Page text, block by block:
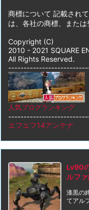
商標について 記載され
は、各社の商標、または
Copyright (C)
2010 - 2021 SQUARE
All Rights Reserved.
人気ブログランキング
エフエフ14アンテナ
Lv90
ルフ
漆黒の
てアル